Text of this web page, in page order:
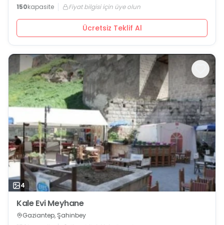
150kapasite Fiyat bilgisi için üye olun
Ücretsiz Teklif Al
4
Kale Evi Meyhane
Gaziantep, Şahinbey